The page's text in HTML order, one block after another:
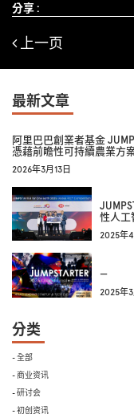
分享 :
上一页
最新文章
阿里巴巴創業者基金
憑藉前瞻性可持續農業方
2026年3月13日
性人工
2025年4
—
2025年3
分类
- 全部
- 商业资讯
- 研讨会
- 初创资讯